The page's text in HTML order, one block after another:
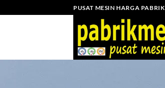
to
PUSAT MESIN HARGA PABRIK